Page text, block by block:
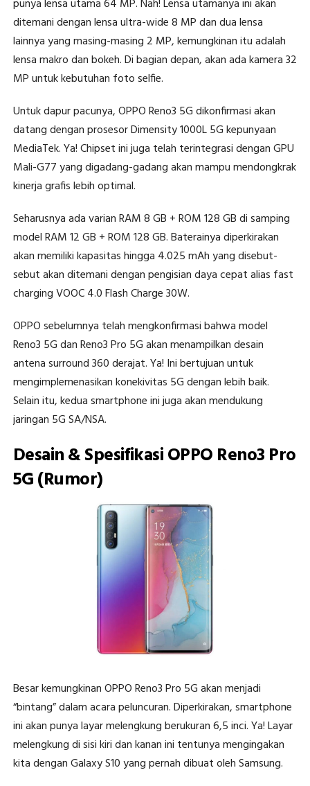
punya lensa utama 64 MP. Nah! Lensa utamanya ini akan
ditemani dengan lensa ultra-wide 8 MP dan dua lensa
lainnya yang masing-masing 2 MP, kemungkinan itu adalah
lensa makro dan bokeh. Di bagian depan, akan ada kamera 32
MP untuk kebutuhan foto selfie.
Untuk dapur pacunya, OPPO Reno3 5G dikonfirmasi akan
datang dengan prosesor Dimensity 1000L 5G kepunyaan
MediaTek. Ya! Chipset ini juga telah terintegrasi dengan GPU
Mali-G77 yang digadang-gadang akan mampu mendongkrak
kinerja grafis lebih optimal.
Seharusnya ada varian RAM 8 GB + ROM 128 GB di samping
model RAM 12 GB + ROM 128 GB. Baterainya diperkirakan
akan memiliki kapasitas hingga 4.025 mAh yang disebut-
sebut akan ditemani dengan pengisian daya cepat alias fast
charging VOOC 4.0 Flash Charge 30W.
OPPO sebelumnya telah mengkonfirmasi bahwa model
Reno3 5G dan Reno3 Pro 5G akan menampilkan desain
antena surround 360 derajat. Ya! Ini bertujuan untuk
mengimplemenasikan konekivitas 5G dengan lebih baik.
Selain itu, kedua smartphone ini juga akan mendukung
jaringan 5G SA/NSA.
Desain & Spesifikasi OPPO Reno3 Pro
5G (Rumor)
Besar kemungkinan OPPO Reno3 Pro 5G akan menjadi
“bintang” dalam acara peluncuran. Diperkirakan, smartphone
ini akan punya layar melengkung berukuran 6,5 inci. Ya! Layar
melengkung di sisi kiri dan kanan ini tentunya mengingakan
kita dengan Galaxy S10 yang pernah dibuat oleh Samsung.